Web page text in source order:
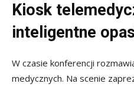
Kiosk
inteligentne
W czasie konferencji
medycznych. Na scenie